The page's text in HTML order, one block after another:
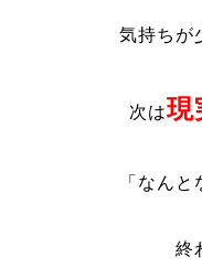
気持ちが
次は現
「なん
終